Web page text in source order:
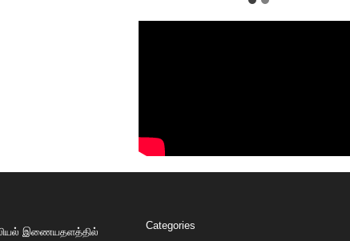
இணையதளத்தில்
Categories